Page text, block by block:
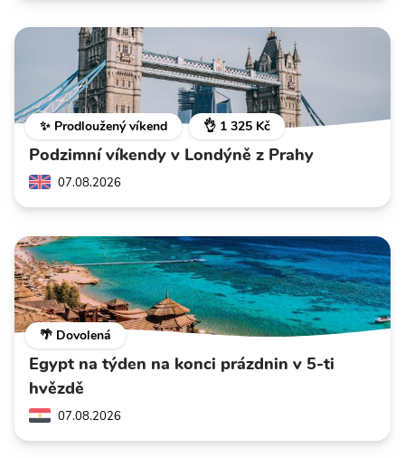
✨ Prodloužený víkend 👌 1 325 Kč
Podzimní víkendy v Londýně z Prahy
07.08.2026
🌴 Dovolená
Egypt na týden na konci prázdnin v 5-ti
hvězdě
07.08.2026